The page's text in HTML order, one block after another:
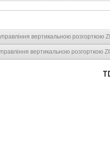
вертикальною розгорткою
TDA8350Q ||